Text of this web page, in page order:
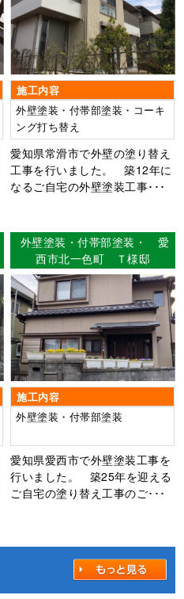
施工内容
外壁塗装・付帯部塗装・コーキ
ング打ち替え
愛知県常滑市で外壁の塗り替え
工事を行いました。 築12年に
なるご自宅の外壁塗装工事･･･
外壁塗装・付帯部塗装・ 愛
西市北一色町 Ｔ様邸
施工内容
外壁塗装・付帯部塗装
愛知県愛西市で外壁塗装工事を
行いました。 築25年を迎える
ご自宅の塗り替え工事のご･･･